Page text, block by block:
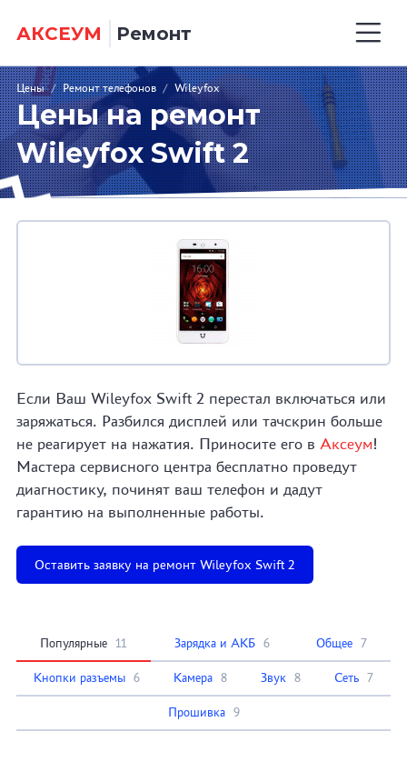
АКСЕУМ Ремонт
Цены / Ремонт телефонов / Wileyfox
Цены на ремонт
Wileyfox Swift 2
Если Ваш Wileyfox Swift 2 перестал включаться или
заряжаться. Разбился дисплей или тачскрин больше
не реагирует на нажатия. Приносите его в Аксеум!
Мастера сервисного центра бесплатно проведут
диагностику, починят ваш телефон и дадут
гарантию на выполненные работы.
Оставить заявку на ремонт Wileyfox Swift 2
Популярные 11 Зарядка и АКБ 6 Общее 7
Кнопки разъемы 6 Камера 8 Звук 8 Сеть 7
Прошивка 9